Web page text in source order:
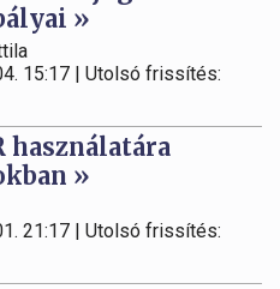
»
15:17 | Utolsó frissítés:
használatára
»
21:17 | Utolsó frissítés: